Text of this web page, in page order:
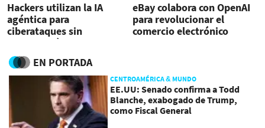
Hackers utilizan la IA
agéntica para
ciberataques sin
intervención humana
directa
eBay colabora con OpenAI
para revolucionar el
comercio electrónico
EN PORTADA
CENTROAMÉRICA & MUNDO
EE.UU: Senado confirma a Todd
Blanche, exabogado de Trump,
como Fiscal General